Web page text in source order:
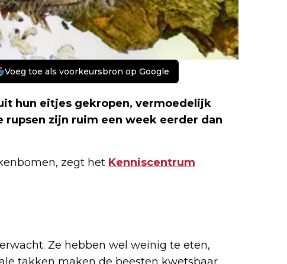
Voeg toe als voorkeursbron op Google
hun eitjes gekropen, vermoedelijk
zijn ruim een week eerder dan
zegt het Kenniscentrum
Ze hebben wel weinig te eten,